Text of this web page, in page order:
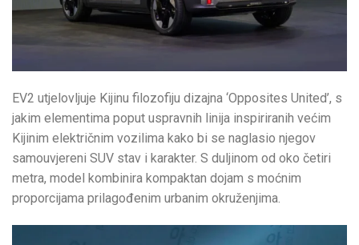
EV2 utjelovljuje Kijinu filozofiju dizajna ‘Opposites United’, s
jakim elementima poput uspravnih linija inspiriranih većim
Kijinim električnim vozilima kako bi se naglasio njegov
samouvjereni SUV stav i karakter. S duljinom od oko četiri
metra, model kombinira kompaktan dojam s moćnim
proporcijama prilagođenim urbanim okruženjima.